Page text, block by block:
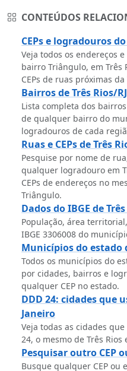
CONTEÚDOS
CEPs e logradouros
Veja todos os endereços
bairro Triângulo, em Três
CEPs de ruas próximas
Bairros de Três Rios/RJ
Lista completa dos
de qualquer bairro do
logradouros de cada
Ruas e CEPs de Três
Pesquise por nome de
qualquer logradouro em
CEPs de endereços no
Triângulo.
Dados do IBGE de
População, área
IBGE 3306008 do
Municípios do estado
Todos os municípios do
por cidades, bairros e
qualquer CEP no estado.
DDD 24: cidades que
Janeiro
Veja todas as cidades
24, o mesmo de Três
Pesquisar outro CEP
Busque qualquer CEP ou